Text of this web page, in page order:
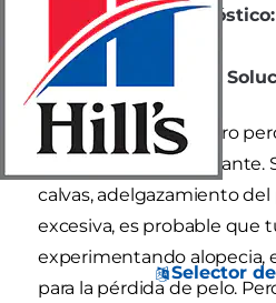
Selector
El Camino al
Clave
El Tratamiento: Una
Ver a tu fiel compañero
pelo puede ser alarmante.
calvas, adelgazamiento del
excesiva, es probable que
experimentando alopecia,
para la pérdida de pelo.